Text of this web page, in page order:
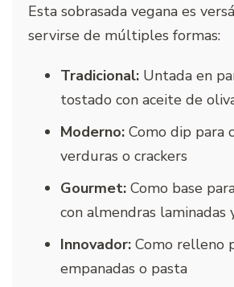
Esta sobrasada vegana es
servirse de múltiples formas:
Tradicional: Untada en
tostado con aceite de
Moderno: Como dip para
verduras o crackers
Gourmet: Como base
con almendras laminadas
Innovador: Como relleno
empanadas o pasta